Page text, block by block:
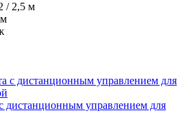
/ 2,5 м
дистанционным управлением для